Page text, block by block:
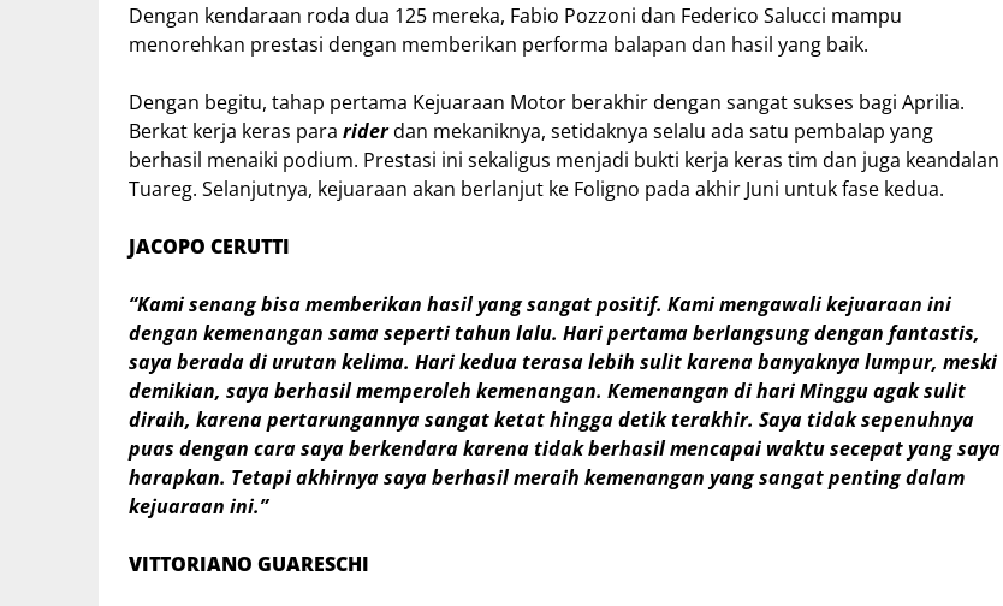
Dengan kendaraan roda dua 125 mereka, Fabio Pozzoni dan Federico Salucci mampu
menorehkan prestasi dengan memberikan performa balapan dan hasil yang baik.
Dengan begitu, tahap pertama Kejuaraan Motor berakhir dengan sangat sukses bagi Aprilia.
Berkat kerja keras para riderdan mekaniknya, setidaknya selalu ada satu pembalap yang
berhasil menaiki podium. Prestasi ini sekaligus menjadi bukti kerja keras tim dan juga keandalan
Tuareg. Selanjutnya, kejuaraan akan berlanjut ke Foligno pada akhir Juni untuk fase kedua.
JACOPO CERUTTI
“Kami senang bisa memberikan hasil yang sangat positif. Kami mengawali kejuaraan ini
dengan kemenangan sama seperti tahun lalu. Hari pertama berlangsung dengan fantastis,
saya berada di urutan kelima. Hari kedua terasa lebih sulit karena banyaknya lumpur, meski
demikian, saya berhasil memperoleh kemenangan. Kemenangan di hari Minggu agak sulit
diraih, karena pertarungannya sangat ketat hingga detik terakhir. Saya tidak sepenuhnya
puas dengan cara saya berkendara karena tidak berhasil mencapai waktu secepat yang saya
harapkan. Tetapi akhirnya saya berhasil meraih kemenangan yang sangat penting dalam
kejuaraan ini.”
VITTORIANO GUARESCHI